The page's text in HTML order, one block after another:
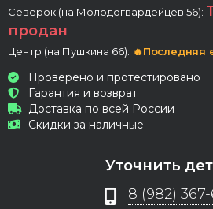
Северок (на Молодогвардейцев 56):
продан
Центр (на Пушкина 66): 🔥Последняя
Проверено и протестировано
Гарантия и возврат
Доставка по всей России
Скидки за наличные
Уточнить
8 (982)